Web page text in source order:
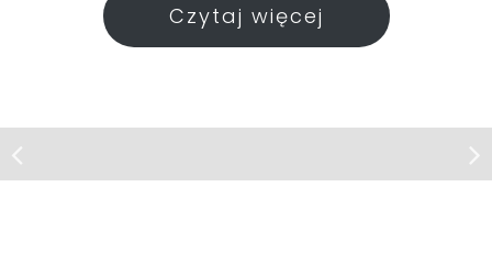
Czytaj więcej
Barczewko
Działka budowlana na osiedlu